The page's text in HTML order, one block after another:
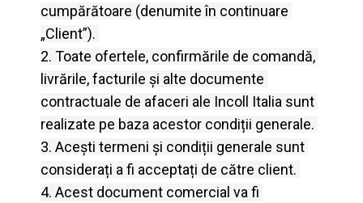
cumpărătoare (denumite în continuare
„Client”).
2. Toate ofertele, confirmările de comandă,
livrările, facturile și alte documente
contractuale de afaceri ale Incoll Italia sunt
realizate pe baza acestor condiții generale.
3. Acești termeni și condiții generale sunt
considerați a fi acceptați de către client.
4. Acest document comercial va fi